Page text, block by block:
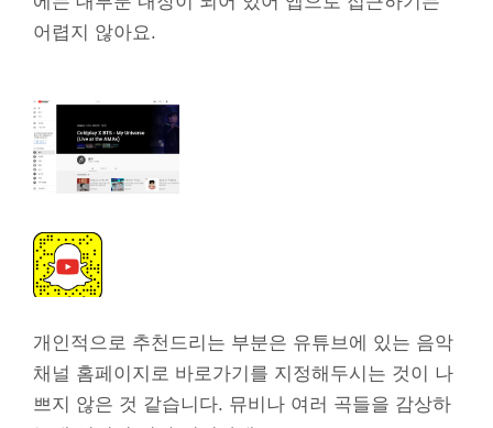
어렵지 않아요.
개인적으로 추천드리는 부분은 유튜브에 있는 음악
채널 홈페이지로 바로가기를 지정해두시는 것이 나
쁘지 않은 것 같습니다. 뮤비나 여러 곡들을 감상하